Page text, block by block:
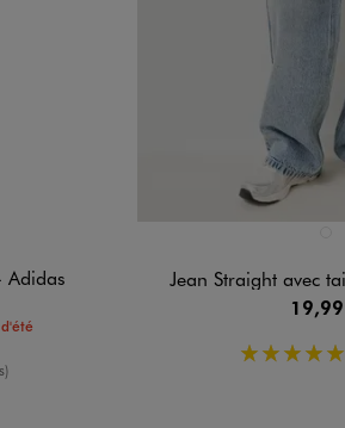
Adidas
Jean Straight avec
5/5